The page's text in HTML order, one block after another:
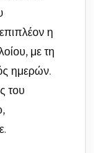
η
με τη
ημερών.
του